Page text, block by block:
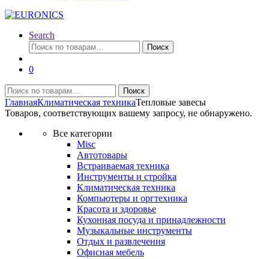
Search
Искать:
Поиск
0
Искать:
Поиск
ГлавнаяКлиматическая техникаТепловые завесы
Товаров, соответствующих вашему запросу, не обнаружено.
Все категории
Misc
Автотовары
Встраиваемая техника
Инструменты и стройка
Климатическая техника
Компьютеры и оргтехника
Красота и здоровье
Кухонная посуда и принадлежности
Музыкальные инструменты
Отдых и развлечения
Офисная мебель